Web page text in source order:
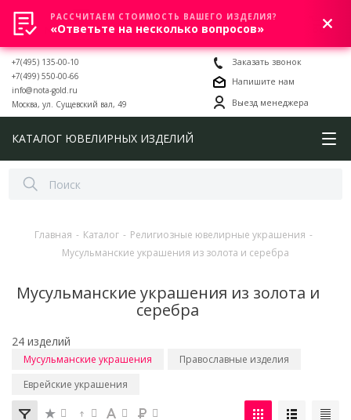
0
+7(495) 135-00-10
+7(499) 550-00-66
info@nota-gold.ru
Москва, ул. Сущевский вал, 49
Заказать звонок
Напишите нам
Выезд менеджера
КАТАЛОГ ЮВЕЛИРНЫХ ИЗДЕЛИЙ
Главная - Каталог - Религиозные ювелирные украшения -
Мусульманские украшения из золота и серебра
Мусульманские украшения из золота и
серебра
24 изделий
Мусульманские украшения
Православные изделия
Еврейские украшения
РАССЧИТАЕМ СТОИМОСТЬ ВАШЕГО ИЗДЕЛИЯ?
«Ответьте на несколько вопросов»